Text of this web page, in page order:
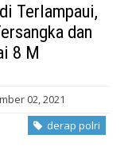
Terlampaui,
dan
8 M
02, 2021
derap polri